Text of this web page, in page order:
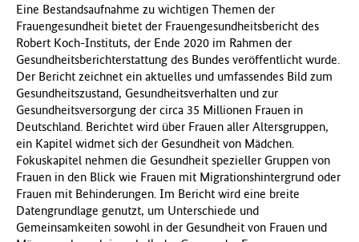
Eine Bestandsaufnahme zu wichtigen Themen der
Frauengesundheit bietet der Frauengesundheitsbericht des
Robert Koch-Instituts, der Ende 2020 im Rahmen der
Gesundheitsberichterstattung des Bundes veröffentlicht wurde.
Der Bericht zeichnet ein aktuelles und umfassendes Bild zum
Gesundheitszustand, Gesundheitsverhalten und zur
Gesundheitsversorgung der circa 35 Millionen Frauen in
Deutschland. Berichtet wird über Frauen aller Altersgruppen,
ein Kapitel widmet sich der Gesundheit von Mädchen.
Fokuskapitel nehmen die Gesundheit spezieller Gruppen von
Frauen in den Blick wie Frauen mit Migrationshintergrund oder
Frauen mit Behinderungen. Im Bericht wird eine breite
Datengrundlage genutzt, um Unterschiede und
Gemeinsamkeiten sowohl in der Gesundheit von Frauen und